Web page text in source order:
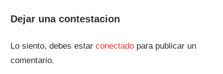
entradas
Dejar una contestacion
Lo siento, debes estarconectado para publicar un
comentario.